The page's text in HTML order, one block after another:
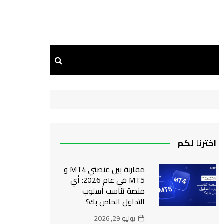
اخترنا لكم
مقارنة بين منصتي MT4 و
MT5 في عام 2026: أي
منصة تناسب أسلوب
التداول الخاص بك؟
يوليو 29, 2026